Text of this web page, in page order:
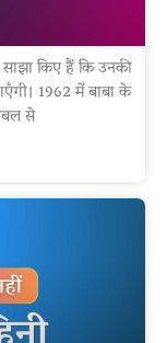
किए हैं कि उनकी
1962 में बाबा के
से